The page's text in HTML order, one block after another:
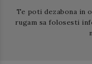
Te poti dezabona in
rugam sa folosesti